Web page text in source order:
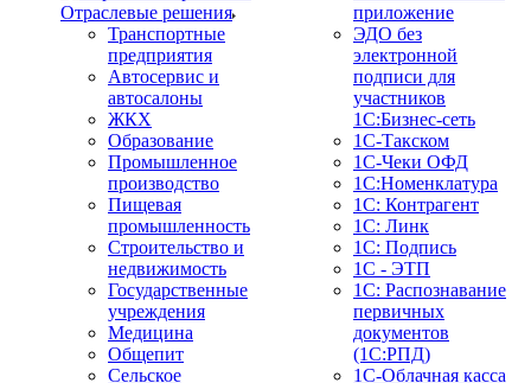
Отраслевые решения
Транспортные
предприятия
Автосервис и
автосалоны
ЖКХ
Образование
Промышленное
производство
Пищевая
промышленность
Строительство и
недвижимость
Государственные
учреждения
Медицина
Общепит
Сельское
приложение
ЭДО без
электронной
подписи для
участников
1С:Бизнес-сеть
1С-Такском
1С-Чеки ОФД
1С:Номенклатура
1С: Контрагент
1С: Линк
1С: Подпись
1С - ЭТП
1С: Распознавание
первичных
документов
(1С:РПД)
1С-Облачная касса